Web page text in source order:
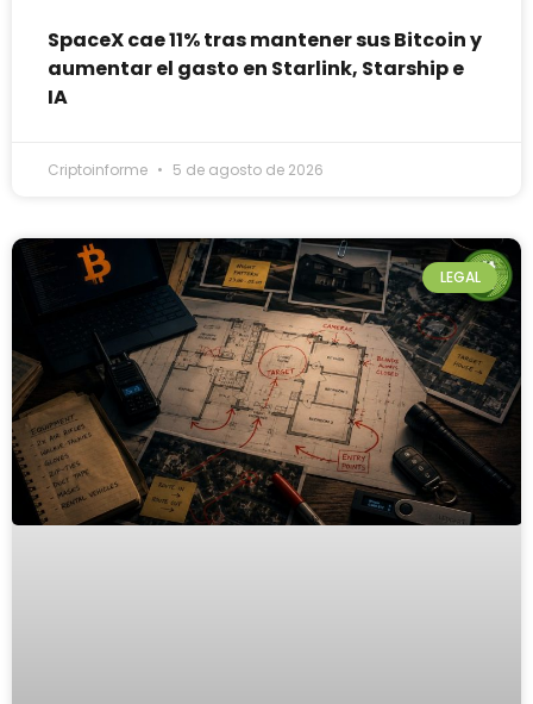
SpaceX cae 11% tras mantener sus Bitcoin y
aumentar el gasto en Starlink, Starship e
IA
Criptoinforme 5 de agosto de 2026
LEGAL